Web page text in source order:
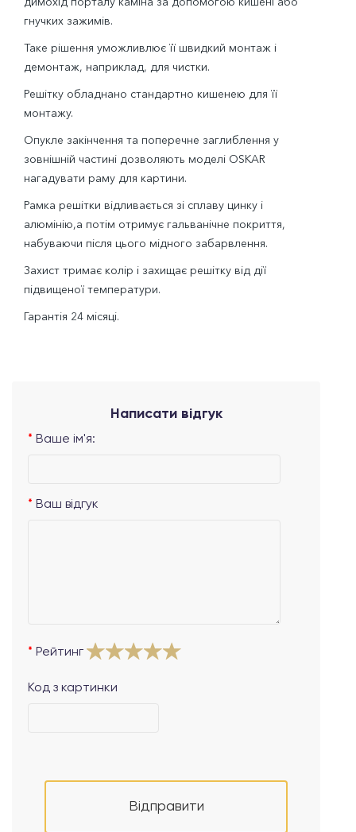
гнучких зажимів.
Таке рішення уможливлює її швидкий монтаж і
демонтаж, наприклад, для чистки.
Решітку обладнано стандартно кишенею для її
монтажу.
Опукле закінчення та поперечне заглиблення у
зовнішній частині дозволяють моделі OSKAR
нагадувати раму для картини.
Рамка решітки відливається зі сплаву цинку і
алюмінію,а потім отримує гальванічне покриття,
набуваючи після цього мідного забарвлення.
Захист тримає колір і захищає решітку від дії
підвищеної температури.
Гарантія 24 місяці.
Написати відгук
Ваше ім'я:
Ваш відгук
Рейтинг
Код з картинки
Відправити